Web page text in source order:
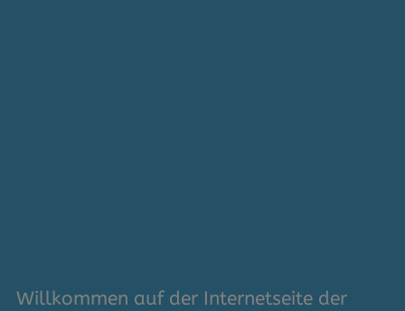
Willkommen auf der Internetseite der